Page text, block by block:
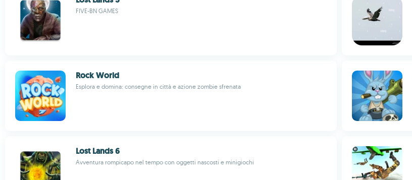
FIVE-BN GAMES
Rock World
Esplora e domina: consegne in città e azione zombie sfrenata
Lost Lands 6
Avventura rompicapo nel tempo con oggetti nascosti e minigiochi